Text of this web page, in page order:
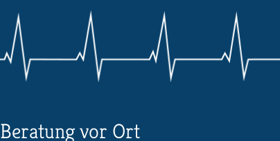
Beratung vor Ort